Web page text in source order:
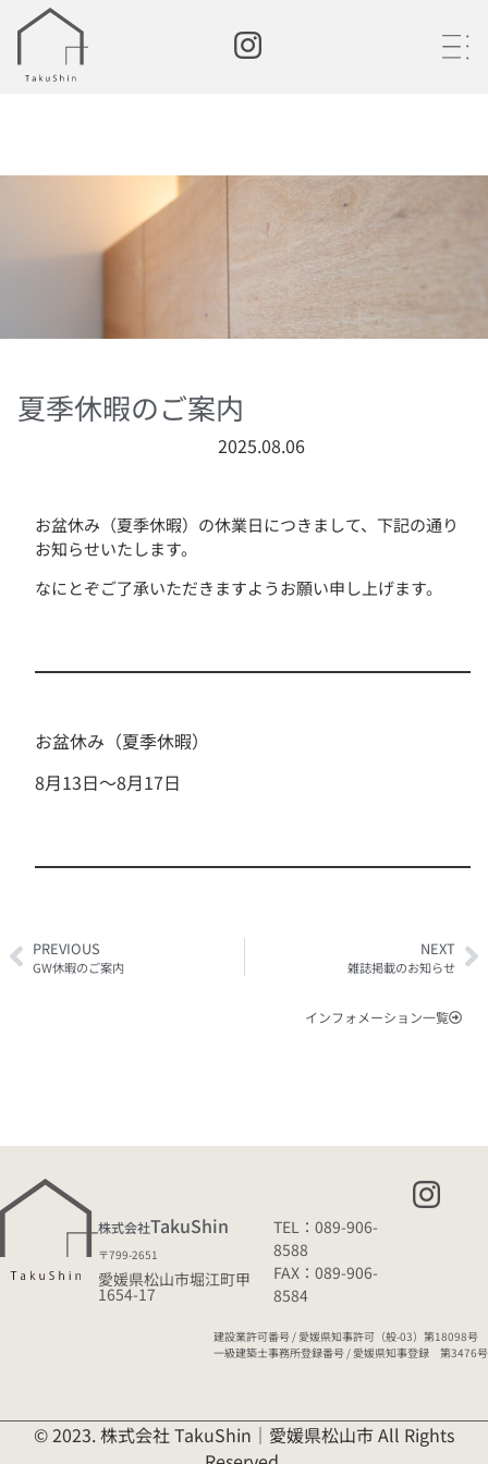
・
・
・
夏季休暇のご案内
2025.08.06
お盆休み（夏季休暇）の休業日につきまして、下記の通り
お知らせいたします。
なにとぞご了承いただきますようお願い申し上げます。
お盆休み（夏季休暇）
8月13日〜8月17日
PREVIOUS
GW休暇のご案内
NEXT
雑誌掲載のお知らせ
インフォメーション一覧
株式会社TakuShin
〒799-2651
愛媛県松山市堀江町甲
1654-17
TEL：089-906-
8588
FAX：089-906-
8584
建設業許可番号 / 愛媛県知事許可（般-03）第18098号
一級建築士事務所登録番号 / 愛媛県知事登録 第3476号
© 2023. 株式会社 TakuShin｜愛媛県松山市 All Rights